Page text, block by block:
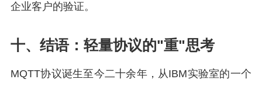
企业客户的验证。
十、结语：轻量协议的"重"思考
MQTT协议诞生至今二十余年，从IBM实验室的一个